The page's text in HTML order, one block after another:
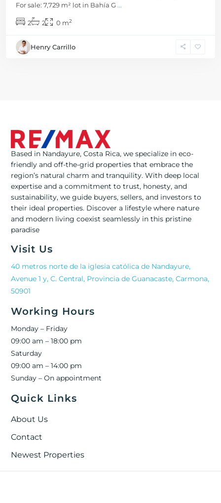
For sale: 7,729 m² lot in Bahía G ...
2 2 0 m2
Henry Carrillo
Based in Nandayure, Costa Rica, we specialize in eco-
friendly and off-the-grid properties that embrace the
region’s natural charm and tranquility. With deep local
expertise and a commitment to trust, honesty, and
sustainability, we guide buyers, sellers, and investors to
their ideal properties. Discover a lifestyle where nature
and modern living coexist seamlessly in this pristine
paradise
Visit Us
40 metros norte de la iglesia católica de Nandayure,
Avenue 1 y, C. Central, Provincia de Guanacaste, Carmona,
50901
Working Hours
Monday – Friday
09:00 am – 18:00 pm
Saturday
09:00 am – 14:00 pm
Sunday – On appointment
Quick Links
About Us
Contact
Newest Properties